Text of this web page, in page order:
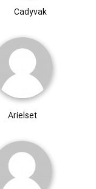
Cadyvak
Arielset